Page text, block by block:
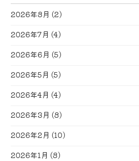
2026年8月 (2)
2026年7月 (4)
2026年6月 (5)
2026年5月 (5)
2026年4月 (4)
2026年3月 (8)
2026年2月 (10)
2026年1月 (8)